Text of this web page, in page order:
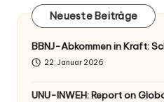
Neueste Beiträge
BBNJ-Abkommen in Kraft:
22. Januar 2026
UNU-INWEH: Report on